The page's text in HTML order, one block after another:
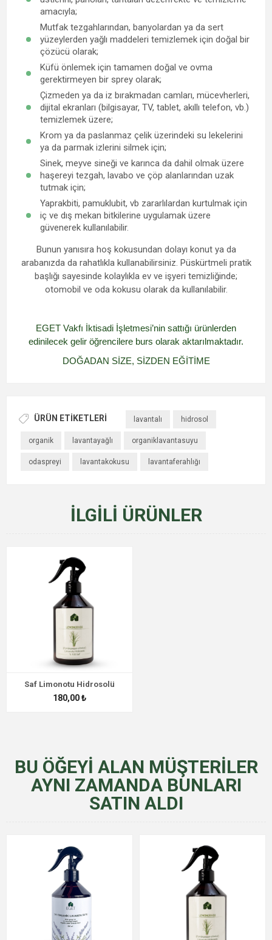
amacıyla;
Mutfak tezgahlarından, banyolardan ya da sert
yüzeylerden yağlı maddeleri temizlemek için doğal bir
çözücü olarak;
Küfü önlemek için tamamen doğal ve ovma
gerektirmeyen bir sprey olarak;
Çizmeden ya da iz bırakmadan camları, mücevherleri,
dijital ekranları (bilgisayar, TV, tablet, akıllı telefon, vb.)
temizlemek üzere;
Krom ya da paslanmaz çelik üzerindeki su lekelerini
ya da parmak izlerini silmek için;
Sinek, meyve sineği ve karınca da dahil olmak üzere
haşereyi tezgah, lavabo ve çöp alanlarından uzak
tutmak için;
Yaprakbiti, pamuklubit, vb zararlılardan kurtulmak için
iç ve dış mekan bitkilerine uygulamak üzere
güvenerek kullanılabilir.
Bunun yanısıra hoş kokusundan dolayı konut ya da
arabanızda da rahatlıkla kullanabilirsiniz. Püskürtmeli pratik
başlığı sayesinde kolaylıkla ev ve işyeri temizliğinde;
otomobil ve oda kokusu olarak da kullanılabilir.
EGET Vakfı İktisadi İşletmesi’nin sattığı ürünlerden
edinilecek gelir öğrencilere burs olarak aktarılmaktadır.
DOĞADAN SİZE, SİZDEN EĞİTİME
ÜRÜN ETIKETLERI lavantalı hidrosol
organik lavantayağlı organiklavantasuyu
odaspreyi lavantakokusu lavantaferahlığı
İLGILI ÜRÜNLER
Saf Limonotu Hidrosolü
180,00 ₺
BU ÖĞEYI ALAN MÜŞTERILER
AYNI ZAMANDA BUNLARI
SATIN ALDI